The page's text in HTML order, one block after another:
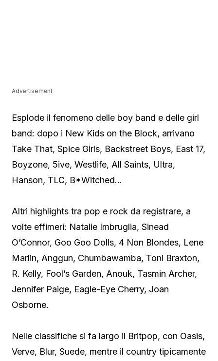
Advertisement
Esplode il fenomeno delle boy band e delle girl
band: dopo i New Kids on the Block, arrivano
Take That, Spice Girls, Backstreet Boys, East 17,
Boyzone, 5ive, Westlife, All Saints, Ultra,
Hanson, TLC, B*Witched…
Altri highlights tra pop e rock da registrare, a
volte effimeri: Natalie Imbruglia, Sinead
O’Connor, Goo Goo Dolls, 4 Non Blondes, Lene
Marlin, Anggun, Chumbawamba, Toni Braxton,
R. Kelly, Fool’s Garden, Anouk, Tasmin Archer,
Jennifer Paige, Eagle-Eye Cherry, Joan
Osborne.
Nelle classifiche si fa largo il Britpop, con Oasis,
Verve, Blur, Suede, mentre il country tipicamente